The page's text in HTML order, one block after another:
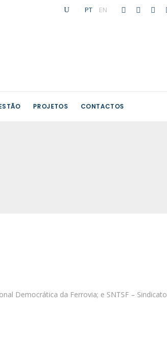
PT EN
PROJETOS CONTACTOS
Democrática da Ferrovia; e SNTSF – Sindicato